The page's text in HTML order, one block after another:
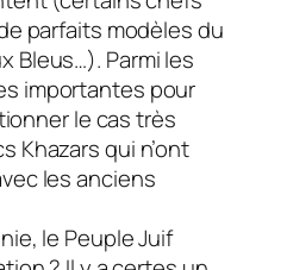
parfaits modèles du
Bleus…). Parmi les
importantes pour
le cas très
Khazars qui n’ont
les anciens
le Peuple Juif